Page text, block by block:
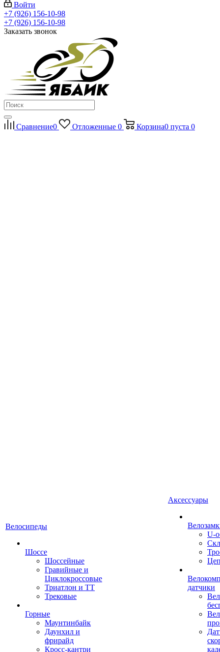
Войти
+7 (926) 156-10-98
+7 (926) 156-10-98
Заказать звонок
Сравнение0 Отложенные 0 Корзина0 пуста 0
Велосипеды
Шоссе
Шоссейные
Гравийные и
Циклокроссовые
Триатлон и ТТ
Трековые
Горные
Маунтинбайк
Даунхил и
фрирайд
Кросс-кантри
Аксессуары
U-
датчики